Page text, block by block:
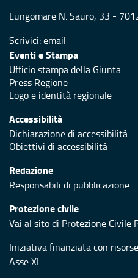
Lungomare N. Sauro, 33 -
Scrivici:email
Eventi e Stampa
Ufficio stampa della Giunta
Press Regione
Logo e identità regionale
Accessibilità
Dichiarazione di accessibilità
Obiettivi di accessibilità
Redazione
Responsabili di pubblicazione
Protezione civile
Vai al sito di Protezione Civile
Iniziativa finanziata con
Asse XI